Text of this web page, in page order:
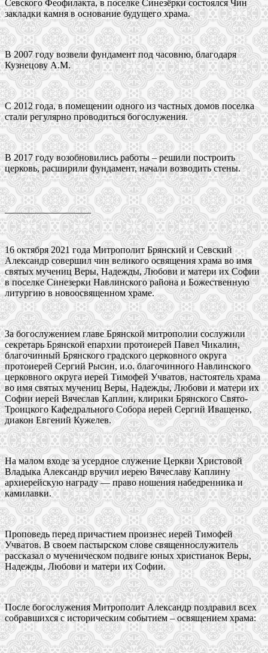
Севского Феофилакта, в поселке Синезёрки состоялся Чин
закладки камня в основание будущего храма.
В 2007 году возвели фундамент под часовню, благодаря
Кузнецову А.М.
С 2012 года, в помещении одного из частных домов поселка
стали регулярно проводиться богослужения.
В 2017 году возобновились работы – решили построить
церковь, расширили фундамент, начали возводить стены.
__________________
16 октября 2021 года Митрополит Брянский и Севский
Александр совершил чин великого освящения храма во имя
святых мучениц Веры, Надежды, Любови и матери их Софии
в поселке Синезерки Навлинского района и Божественную
литургию в новоосвященном храме.
За богослужением главе Брянской митрополии сослужили
секретарь Брянской епархии протоиерей Павел Чикалин,
благочинный Брянского градского церковного округа
протоиерей Сергий Рысин, и.о. благочинного Навлинского
церковного округа иерей Тимофей Учватов, настоятель храма
во имя святых мучениц Веры, Надежды, Любови и матери их
Софии иерей Вячеслав Каплин, клирики Брянского Свято-
Троицкого Кафедрального Собора иерей Сергий Иващенко,
диакон Евгений Кужелев.
На малом входе за усердное служение Церкви Христовой
Владыка Александр вручил иерею Вячеславу Каплину
архиерейскую награду — право ношения набедренника и
камилавки.
Проповедь перед причастием произнес иерей Тимофей
Учватов. В своем пастырском слове священнослужитель
рассказал о мученическом подвиге юных христианок Веры,
Надежды, Любови и матери их Софии.
После богослужения Митрополит Александр поздравил всех
собравшихся с историческим событием – освящением храма: